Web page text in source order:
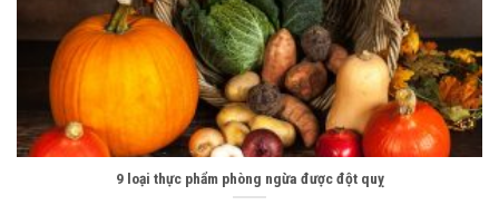
9 loại thực phẩm phòng ngừa được đột quỵ